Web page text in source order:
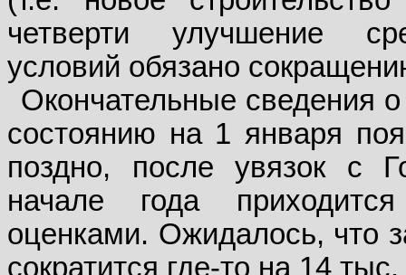
четверти улучшение
условий обязано
Окончательные сведения
состоянию на 1 января
поздно, после увязок с
начале года
оценками. Ожидалось, что
сократится где-то на 14